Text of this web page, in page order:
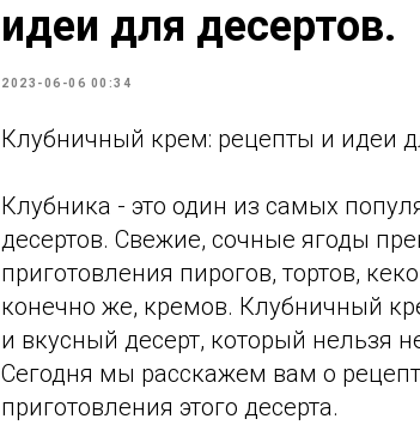
идеи для десертов.
2023-06-06 00:34
Клубничный крем: рецепты и идеи
Клубника - это один из самых
десертов. Свежие, сочные ягоды
приготовления пирогов, тортов,
конечно же, кремов. Клубничный
и вкусный десерт, который нельзя
Сегодня мы расскажем вам о
приготовления этого десерта.